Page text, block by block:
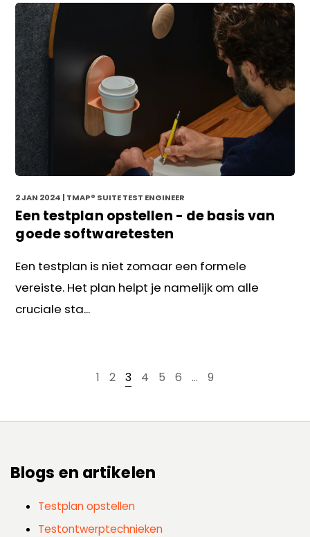
2 JAN 2024 | TMAP® SUITE TEST ENGINEER
Een testplan opstellen - de basis van
goede softwaretesten
Een testplan is niet zomaar een formele
vereiste. Het plan helpt je namelijk om alle
cruciale sta...
1 2 3 4 5 6 … 9
Blogs en artikelen
Testplan opstellen
Testontwerptechnieken